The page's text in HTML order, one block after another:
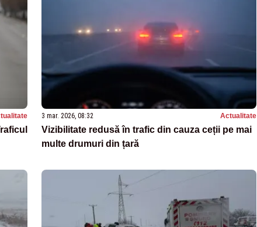
3 mar. 2026, 08:32 Actualitate
Vizibilitate redusă în trafic din cauza ceții pe mai
multe drumuri din țară